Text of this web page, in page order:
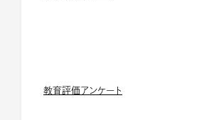
教育評価アンケート